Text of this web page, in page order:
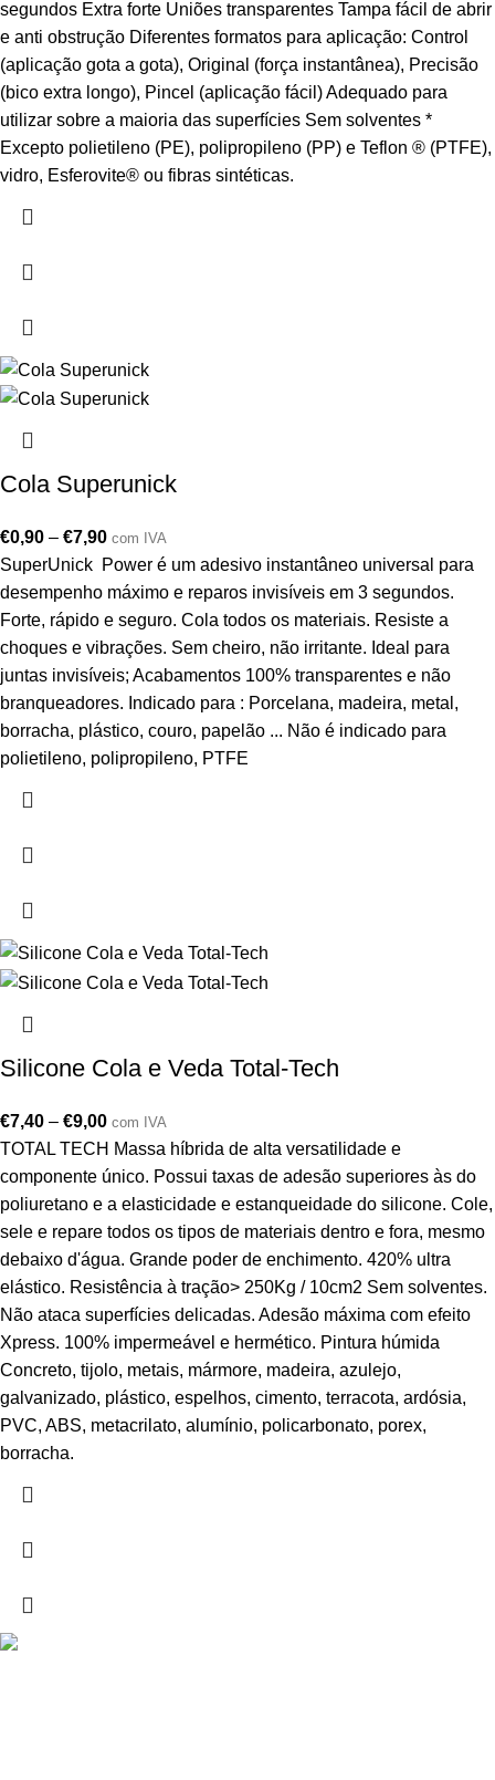
segundos Extra forte Uniões transparentes Tampa fácil de abrir
e anti obstrução Diferentes formatos para aplicação: Control
(aplicação gota a gota), Original (força instantânea), Precisão
(bico extra longo), Pincel (aplicação fácil) Adequado para
utilizar sobre a maioria das superfícies Sem solventes *
Excepto polietileno (PE), polipropileno (PP) e Teflon ® (PTFE),
vidro, Esferovite® ou fibras sintéticas.
Cola Superunick
€0,90 – €7,90 com IVA
SuperUnick Power é um adesivo instantâneo universal para
desempenho máximo e reparos invisíveis em 3 segundos.
Forte, rápido e seguro. Cola todos os materiais. Resiste a
choques e vibrações. Sem cheiro, não irritante. Ideal para
juntas invisíveis; Acabamentos 100% transparentes e não
branqueadores. Indicado para : Porcelana, madeira, metal,
borracha, plástico, couro, papelão ... Não é indicado para
polietileno, polipropileno, PTFE
Silicone Cola e Veda Total-Tech
€7,40 – €9,00 com IVA
TOTAL TECH Massa híbrida de alta versatilidade e
componente único. Possui taxas de adesão superiores às do
poliuretano e a elasticidade e estanqueidade do silicone. Cole,
sele e repare todos os tipos de materiais dentro e fora, mesmo
debaixo d'água. Grande poder de enchimento. 420% ultra
elástico. Resistência à tração> 250Kg / 10cm2 Sem solventes.
Não ataca superfícies delicadas. Adesão máxima com efeito
Xpress. 100% impermeável e hermético. Pintura húmida
Concreto, tijolo, metais, mármore, madeira, azulejo,
galvanizado, plástico, espelhos, cimento, terracota, ardósia,
PVC, ABS, metacrilato, alumínio, policarbonato, porex,
borracha.